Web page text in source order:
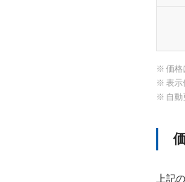
価格
表示
自動
上記